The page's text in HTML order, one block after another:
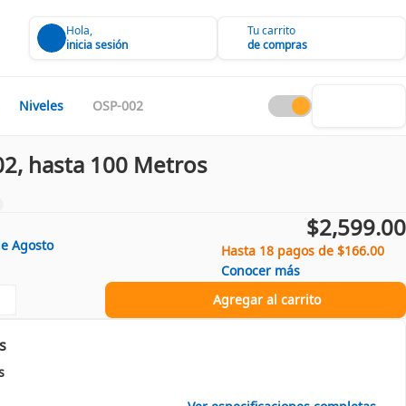
Hola,
inicia sesión
Tu carrito
de compras
Niveles OSP-002
hasta 100 Metros
Agosto
$2,599.00
Hasta 18 pagos de $166.00
Conocer más
Agregar al carrito